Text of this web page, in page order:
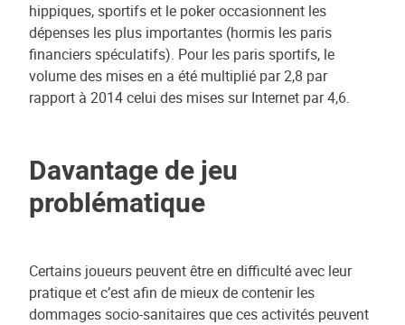
hippiques, sportifs et le poker occasionnent les
dépenses les plus importantes (hormis les paris
financiers spéculatifs). Pour les paris sportifs, le
volume des mises en a été multiplié par 2,8 par
rapport à 2014 celui des mises sur Internet par 4,6.
Davantage de jeu
problématique
Certains joueurs peuvent être en difficulté avec leur
pratique et c’est afin de mieux de contenir les
dommages socio-sanitaires que ces activités peuvent